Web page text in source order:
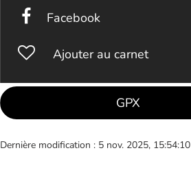
Facebook
Ajouter au carnet
GPX
Dernière modification : 5 nov. 2025, 15:54:10